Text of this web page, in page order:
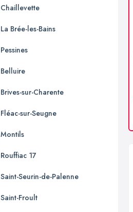
Chaillevette
La Brée-les-Bains
Pessines
Belluire
Brives-sur-Charente
Fléac-sur-Seugne
Montils
Rouffiac 17
Saint-Seurin-de-Palenne
Saint-Froult